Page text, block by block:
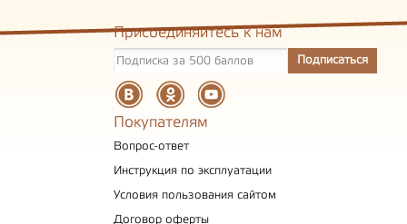
Присоединяйтесь к нам
Покупателям
Вопрос-ответ
Инструкция по эксплуатации
Условия пользования сайтом
Договор оферты